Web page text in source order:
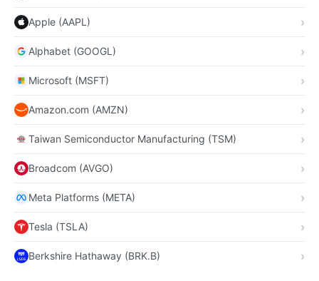
Apple (AAPL)
Alphabet (GOOGL)
Microsoft (MSFT)
Amazon.com (AMZN)
Taiwan Semiconductor Manufacturing (TSM)
Broadcom (AVGO)
Meta Platforms (META)
Tesla (TSLA)
Berkshire Hathaway (BRK.B)